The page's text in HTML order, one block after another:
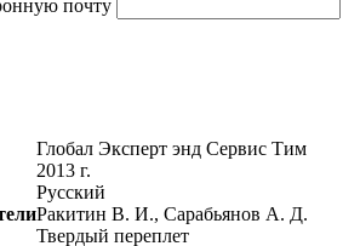
почту
Глобал Эксперт энд Сервис Тим
2013 г.
Русский
Ракитин В. И., Сарабьянов А. Д.
Твердый переплет